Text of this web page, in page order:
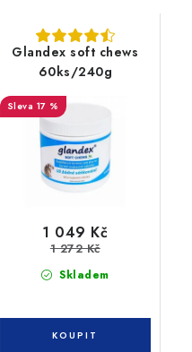
Glandex soft chews
60ks/240g
17 %
Skladem
1 049 Kč
1 272 Kč